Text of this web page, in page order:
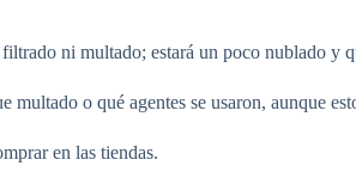
ni multado; estará un poco nublado y
o qué agentes se usaron, aunque
en las tiendas.